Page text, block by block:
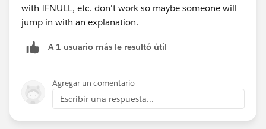
with IFNULL, etc. don't work so maybe someone will
jump in with an explanation.
A 1 usuario más le resultó útil
Agregar un comentario
Escribir una respuesta...